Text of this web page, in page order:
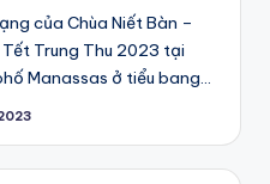
của Chùa Niết Bàn –
Trung Thu 2023 tại
Manassas ở tiểu bang…